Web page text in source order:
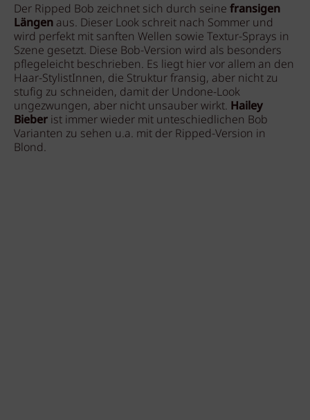
Der Ripped Bob zeichnet sich durch seine fransigen
Längen aus. Dieser Look schreit nach Sommer und
wird perfekt mit sanften Wellen sowie Textur-Sprays in
Szene gesetzt. Diese Bob-Version wird als besonders
pflegeleicht beschrieben. Es liegt hier vor allem an den
Haar-StylistInnen, die Struktur fransig, aber nicht zu
stufig zu schneiden, damit der Undone-Look
ungezwungen, aber nicht unsauber wirkt. Hailey
Bieber ist immer wieder mit unteschiedlichen Bob
Varianten zu sehen u.a. mit der Ripped-Version in
Blond.